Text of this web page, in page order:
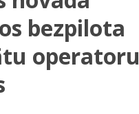
bezpilota
operatoru